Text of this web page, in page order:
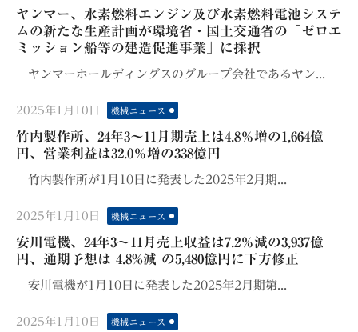
on
ヤンマー、水素燃料エンジン及び水素燃料電池システ
ムの新たな生産計画が環境省・国土交通省の「ゼロエ
ミッション船等の建造促進事業」に採択
ヤンマーホールディングスのグループ会社であるヤン...
Posted
on
2025年1月10日 機械ニュース
竹内製作所、24年3〜11月期売上は4.8％増の1,664億
円、営業利益は32.0％増の338億円
竹内製作所が1月10日に発表した2025年2月期...
Posted
on
2025年1月10日 機械ニュース
安川電機、24年3〜11月売上収益は7.2％減の3,937億
円、通期予想は 4.8%減 の5,480億円に下方修正
安川電機が1月10日に発表した2025年2月期第...
Posted
2025年1月10日 機械ニュース